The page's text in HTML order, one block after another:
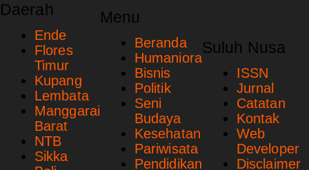
Daerah
Ende
Flores
Timur
Kupang
Lembata
Manggarai
Barat
NTB
Sikka
Menu
Beranda
Humaniora
Bisnis
Politik
Seni
Budaya
Kesehatan
Pariwisata
Pendidikan
Suluh Nusa
ISSN
Jurnal
Catatan
Kontak
Web
Developer
Disclaimer